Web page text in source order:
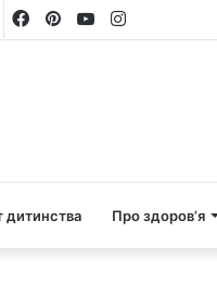
Facebook
Pinterest
YouTubeInstagram
дитинства Про здоров’я